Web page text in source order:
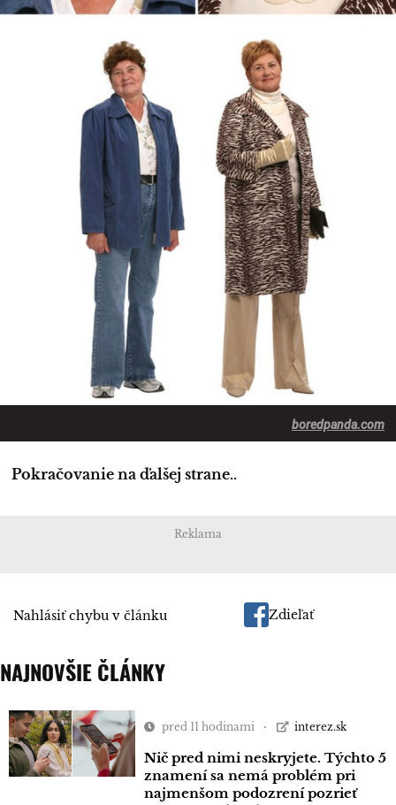
boredpanda.com
Pokračovanie na ďalšej strane..
Reklama
Nahlásiť chybu v článku Zdieľať
NAJNOVŠIE ČLÁNKY
pred 11 hodinami interez.sk
Nič pred nimi neskryjete. Týchto 5
znamení sa nemá problém pri
najmenšom podozrení pozrieť